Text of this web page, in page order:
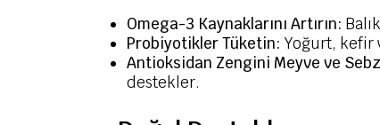
Omega-3 Kaynaklarını Artırın:
Probiyotikler Tüketin: Yoğurt, kefir
Antioksidan Zengini Meyve ve
destekler.